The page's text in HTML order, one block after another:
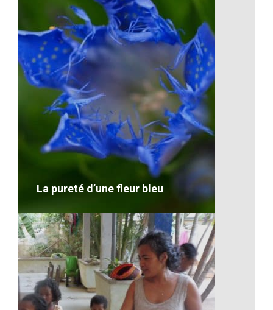
Les temps libre entre amis
La pureté d’une fleur bleu